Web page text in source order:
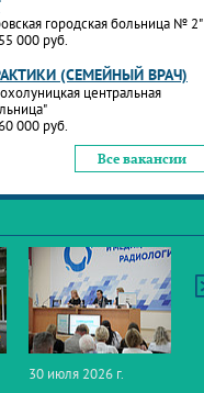
городская больница № 2"
000 руб.
(СЕМЕЙНЫЙ ВРАЧ)
центральная
000 руб.
Все вакансии
30 июля 2026 г.